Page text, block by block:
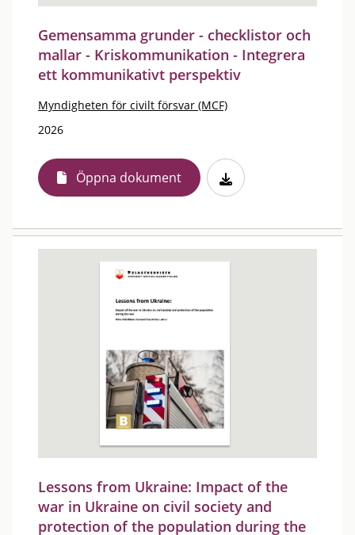
Gemensamma grunder - checklistor och
mallar - Kriskommunikation - Integrera
ett kommunikativt perspektiv
Myndigheten för civilt försvar (MCF)
2026
Öppna dokument
Lessons from Ukraine: Impact of the
war in Ukraine on civil society and
protection of the population during the